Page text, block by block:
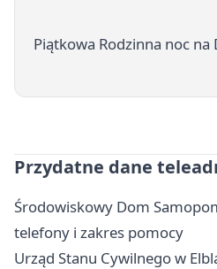
Piątkowa Rodzinna noc na
Przydatne dane
Środowiskowy Dom
telefony i zakres pomocy
Urząd Stanu Cywilnego w